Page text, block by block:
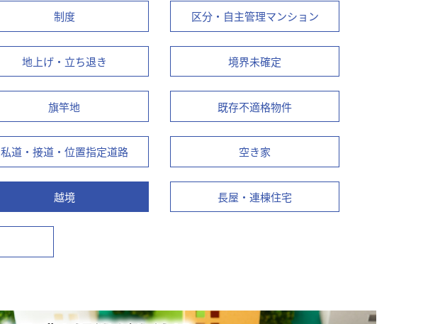
制度 区分・自主管理マンション
地上げ・立ち退き 境界未確定
旗竿地 既存不適格物件
私道・接道・位置指定道路 空き家
越境 長屋・連棟住宅